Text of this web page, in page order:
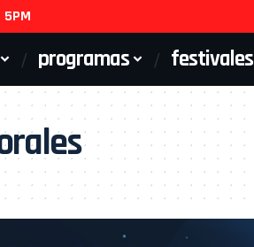
programas festivales